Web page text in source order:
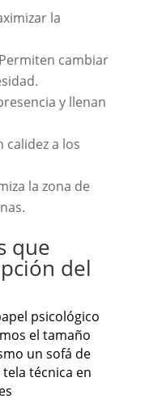
la
Permiten cambiar
y llenan
calidez a los
la zona de
que
del
psicológico
el tamaño
un sofá de
técnica en